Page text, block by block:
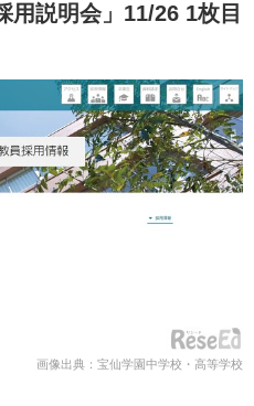
用説明会」11/26 1枚目
画像出典：宝仙学園中学校・高等学校